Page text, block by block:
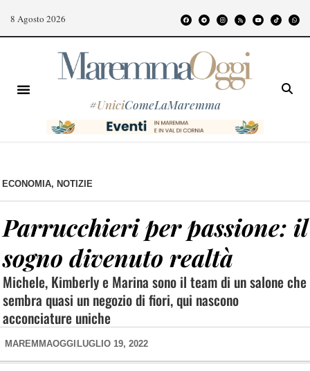
8 Agosto 2026
#UniciComeLaMaremma
ECONOMIA, NOTIZIE
Parrucchieri per passione: il
sogno divenuto realtà
Michele, Kimberly e Marina sono il team di un salone che
sembra quasi un negozio di fiori, qui nascono
acconciature uniche
MAREMMAOGGI LUGLIO 19, 2022